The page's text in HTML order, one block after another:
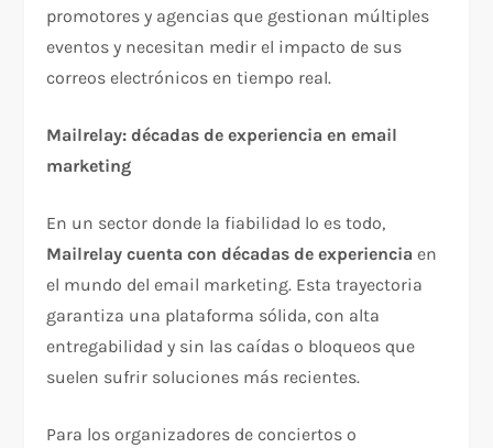
promotores y agencias que gestionan múltiples
eventos y necesitan medir el impacto de sus
correos electrónicos en tiempo real.
Mailrelay: décadas de experiencia en email
marketing
En un sector donde la fiabilidad lo es todo,
Mailrelay cuenta con décadas de experiencia en
el mundo del email marketing. Esta trayectoria
garantiza una plataforma sólida, con alta
entregabilidad y sin las caídas o bloqueos que
suelen sufrir soluciones más recientes.
Para los organizadores de conciertos o